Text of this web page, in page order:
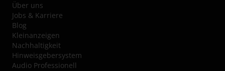
Über uns
Jobs & Karriere
Blog
Kleinanzeigen
Nachhaltigkeit
Hinweisgebersystem
Audio Professionell